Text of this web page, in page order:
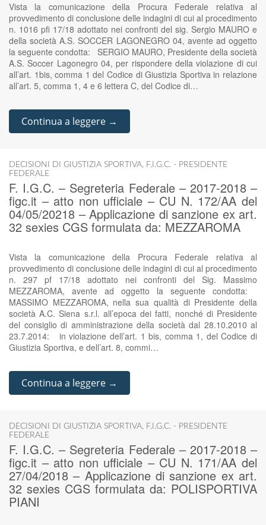
Vista la comunicazione della Procura Federale relativa al
provvedimento di conclusione delle indagini di cui al procedimento
n. 1016 pfi 17/18 adottato nei confronti del sig. Sergio MAURO e
della società A.S. SOCCER LAGONEGRO 04, avente ad oggetto
la seguente condotta: SERGIO MAURO, Presidente della società
A.S. Soccer Lagonegro 04, per rispondere della violazione di cui
all’art. 1bis, comma 1 del Codice di Giustizia Sportiva in relazione
all’art. 5, comma 1, 4 e 6 lettera C, del Codice di…
Continua a leggere →
DECISIONI DI GIUSTIZIA SPORTIVA, F.I.G.C. - PRESIDENTE
FEDERALE
F. I.G.C. – Segreteria Federale – 2017-2018 –
figc.it – atto non ufficiale – CU N. 172/AA del
04/05/20218 – Applicazione di sanzione ex art.
32 sexies CGS formulata da: MEZZAROMA
Vista la comunicazione della Procura Federale relativa al
provvedimento di conclusione delle indagini di cui al procedimento
n. 297 pf 17/18 adottato nei confronti del Sig. Massimo
MEZZAROMA, avente ad oggetto la seguente condotta:
MASSIMO MEZZAROMA, nella sua qualità di Presidente della
società A.C. Siena s.r.l. all’epoca dei fatti, nonché di Presidente
del consiglio di amministrazione della società dal 28.10.2010 al
23.7.2014: in violazione dell’art. 1 bis, comma 1, del Codice di
Giustizia Sportiva, e dell’art. 8, commi…
Continua a leggere →
DECISIONI DI GIUSTIZIA SPORTIVA, F.I.G.C. - PRESIDENTE
FEDERALE
F. I.G.C. – Segreteria Federale – 2017-2018 –
figc.it – atto non ufficiale – CU N. 171/AA del
27/04/2018 – Applicazione di sanzione ex art.
32 sexies CGS formulata da: POLISPORTIVA
PIANI